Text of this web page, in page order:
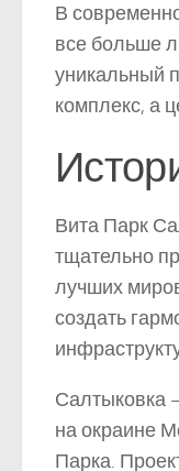
В
все больше
уникальный
комплекс, а
Вита Парк
тщательно
лучших
создать
Салтыковка
на окраине
Парка.